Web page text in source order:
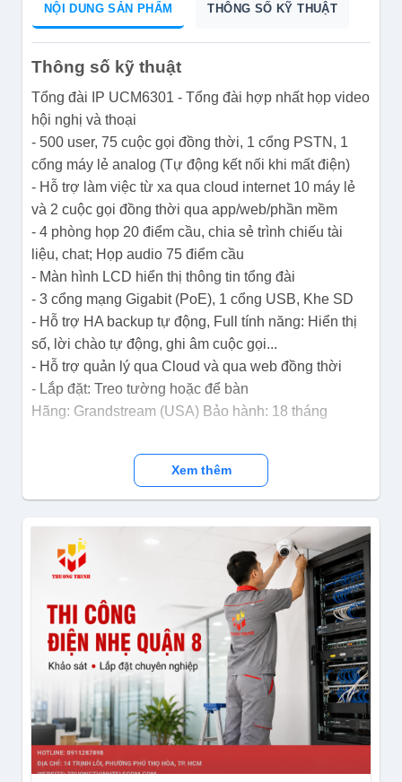
NỘI DUNG SẢN PHẨM THÔNG SỐ KỸ THUẬT
Thông số kỹ thuật
Tổng đài IP UCM6301 - Tổng đài hợp nhất họp video
hội nghị và thoại
- 500 user, 75 cuộc gọi đồng thời, 1 cổng PSTN, 1
cổng máy lẻ analog (Tự động kết nối khi mất điện)
- Hỗ trợ làm việc từ xa qua cloud internet 10 máy lẻ
và 2 cuộc gọi đồng thời qua app/web/phần mềm
- 4 phòng họp 20 điểm cầu, chia sẻ trình chiếu tài
liệu, chat; Họp audio 75 điểm cầu
- Màn hình LCD hiển thị thông tin tổng đài
- 3 cổng mạng Gigabit (PoE), 1 cổng USB, Khe SD
- Hỗ trợ HA backup tự động, Full tính năng: Hiển thị
số, lời chào tự động, ghi âm cuộc gọi...
- Hỗ trợ quản lý qua Cloud và qua web đồng thời
- Lắp đặt: Treo tường hoặc để bàn
Hãng: Grandstream (USA) Bảo hành: 18 tháng
Xem thêm